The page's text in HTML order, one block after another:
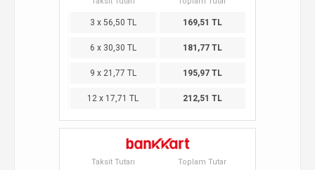
3 x 56,50 TL 169,51 TL
6 x 30,30 TL 181,77 TL
9 x 21,77 TL 195,97 TL
12 x 17,71 TL 212,51 TL
Taksit Tutarı Toplam Tutar